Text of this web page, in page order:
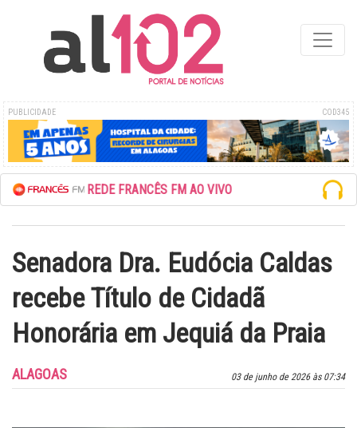
PUBLICIDADE COD345
ESCUTE A REDE FRANCÊS FM AO VIVO
Senadora Dra. Eudócia Caldas
recebe Título de Cidadã
Honorária em Jequiá da Praia
03 de junho de 2026 às 07:34
ALAGOAS